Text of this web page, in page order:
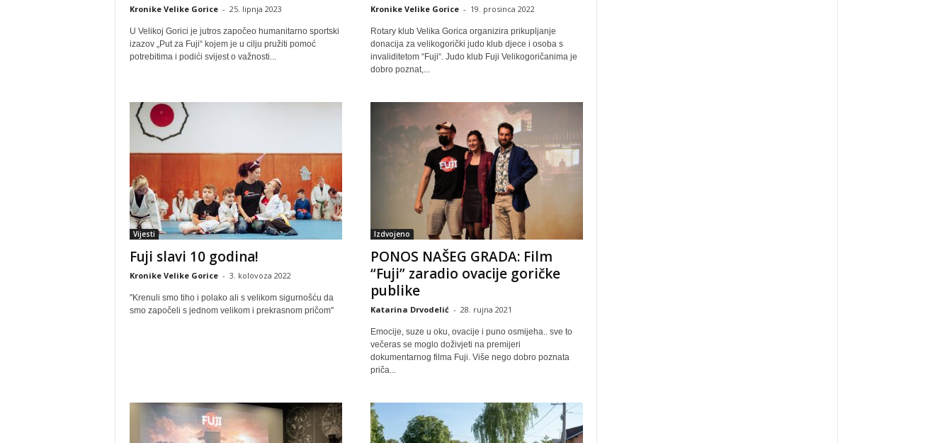
Kronike Velike Gorice - 25. lipnja 2023
U Velikoj Gorici je jutros započeo humanitarno sportski
izazov „Put za Fuji“ kojem je u cilju pružiti pomoć
potrebitima i podići svijest o važnosti...
Kronike Velike Gorice - 19. prosinca 2022
Rotary klub Velika Gorica organizira prikupljanje
donacija za velikogorički judo klub djece i osoba s
invaliditetom “Fuji“. Judo klub Fuji Velikogoričanima je
dobro poznat,...
Vijesti
Fuji slavi 10 godina!
Kronike Velike Gorice - 3. kolovoza 2022
"Krenuli smo tiho i polako ali s velikom sigurnošću da
smo započeli s jednom velikom i prekrasnom pričom"
Izdvojeno
PONOS NAŠEG GRADA: Film
“Fuji” zaradio ovacije goričke
publike
Katarina Drvodelić - 28. rujna 2021
Emocije, suze u oku, ovacije i puno osmijeha.. sve to
večeras se moglo doživjeti na premijeri
dokumentarnog filma Fuji. Više nego dobro poznata
priča...